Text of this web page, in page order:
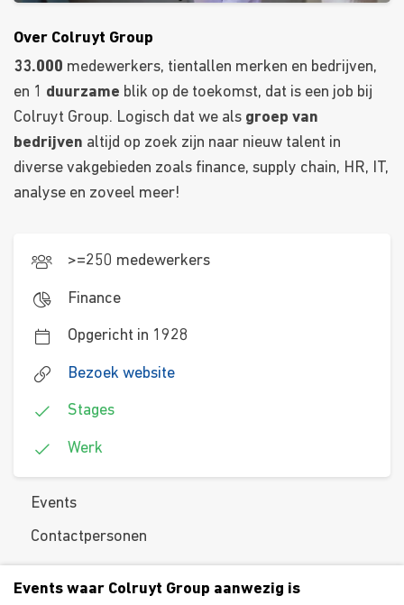
Over Colruyt Group
33.000 medewerkers, tientallen merken en bedrijven,
en 1 duurzame blik op de toekomst, dat is een job bij
Colruyt Group. Logisch dat we als groep van
bedrijven altijd op zoek zijn naar nieuw talent in
diverse vakgebieden zoals finance, supply chain, HR, IT,
analyse en zoveel meer!
>=250 medewerkers
Finance
Opgericht in 1928
Bezoek website
Stages
Werk
Events
Contactpersonen
Events waar Colruyt Group aanwezig is